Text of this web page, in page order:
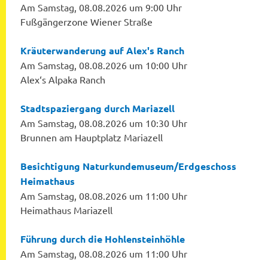
Am Samstag, 08.08.2026 um 9:00 Uhr
Fußgängerzone Wiener Straße
Kräuterwanderung auf Alex's Ranch
Am Samstag, 08.08.2026 um 10:00 Uhr
Alex‘s Alpaka Ranch
Stadtspaziergang durch Mariazell
Am Samstag, 08.08.2026 um 10:30 Uhr
Brunnen am Hauptplatz Mariazell
Besichtigung Naturkundemuseum/Erdgeschoss
Heimathaus
Am Samstag, 08.08.2026 um 11:00 Uhr
Heimathaus Mariazell
Führung durch die Hohlensteinhöhle
Am Samstag, 08.08.2026 um 11:00 Uhr